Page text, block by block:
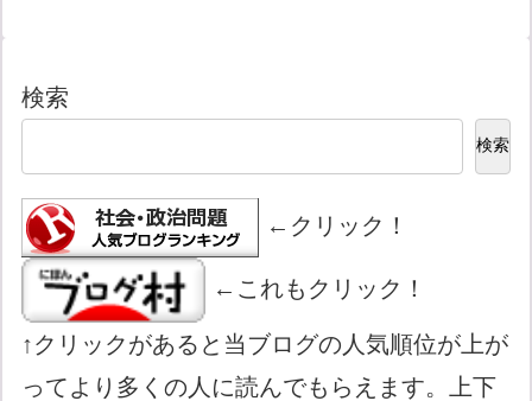
検索
検索
←クリック！
←これもクリック！
↑クリックがあると当ブログの人気順位が上が
ってより多くの人に読んでもらえます。上下